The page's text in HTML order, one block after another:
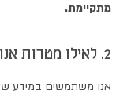
מתקיימת.
2. לאילו מטרות אנו משתמשים במידע אודותיך?
אנו משתמשים במידע